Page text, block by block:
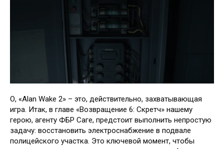
О, «Alan Wake 2» – это, действительно, захватывающая
игра. Итак, в главе «Возвращение 6: Скретч» нашему
герою, агенту ФБР Саге, предстоит выполнить непростую
задачу: восстановить электроснабжение в подвале
полицейского участка. Это ключевой момент, чтобы